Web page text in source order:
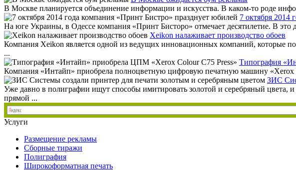
В Москве планируется объединение информации и искусства. В каком-то роде
7 октября 2014
На юге Украины, в Одессе компания «Принт Бисторо» отмечает десятилетие. В
Xeikon налаживает производство обоев
Компания Xeikon является одной из ведущих инновационных компаний, которые
...
Типография
Компания «Интайп» приобрела полноцветную цифровую печатную машину «Xerox
ЗИС
Уже давно в полиграфии ищут способы имитировать золотой и серебряный
прямой ...
Услуги
Размещение рекламы
Сборные тиражи
Полиграфия
Широкоформатная печать